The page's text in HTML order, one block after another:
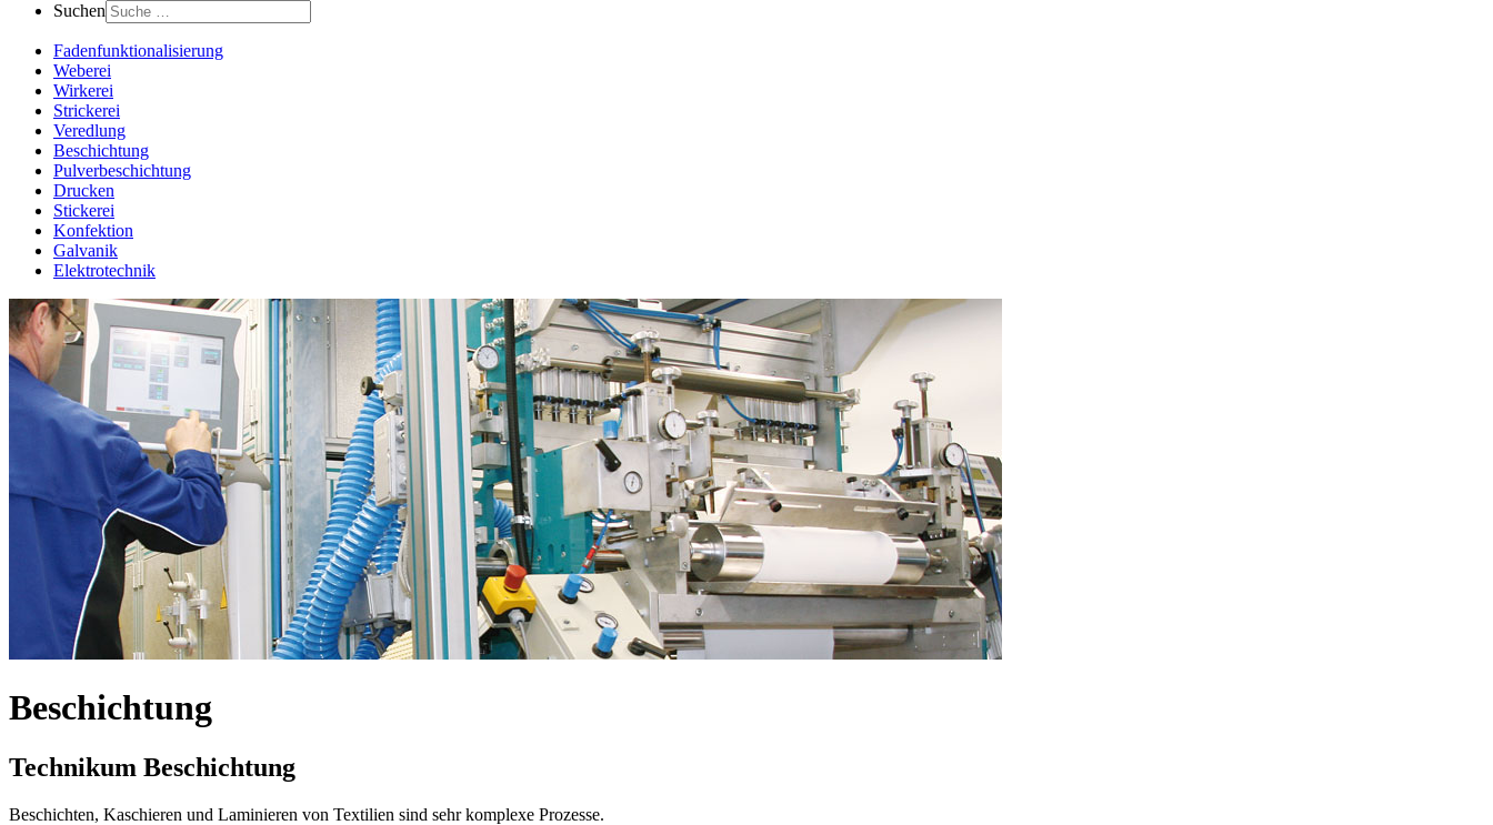
Suchen
Fadenfunktionalisierung
Weberei
Wirkerei
Strickerei
Veredlung
Beschichtung
Pulverbeschichtung
Drucken
Stickerei
Konfektion
Galvanik
Elektrotechnik
Beschichtung
Technikum Beschichtung
Beschichten, Kaschieren und Laminieren von Textilien sind sehr komplexe Prozesse.